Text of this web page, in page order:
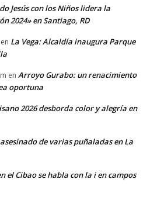
Jesús con los Niños lidera la
2024» en Santiago, RD
en La Vega: Alcaldía inaugura Parque
en Arroyo Gurabo: un renacimiento
oportuna
2026 desborda color y alegría en
de varias puñaladas en La
el Cibao se habla con la i en campos